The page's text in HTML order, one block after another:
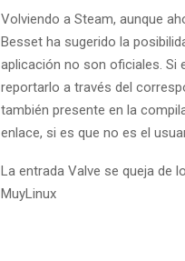
Volviendo a Steam, aunque
Besset ha sugerido la
aplicación no son oficiales. Si
reportarlo a través del
también presente en la
enlace, si es que no es el
La entrada Valve se queja de
MuyLinux